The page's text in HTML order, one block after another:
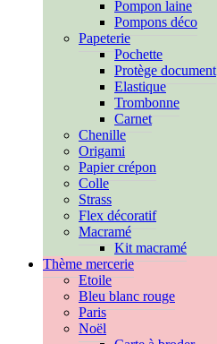
Pompon laine
Pompons déco
Papeterie
Pochette
Protège document
Elastique
Trombonne
Carnet
Chenille
Origami
Papier crépon
Colle
Strass
Flex décoratif
Macramé
Kit macramé
Thème mercerie
Etoile
Bleu blanc rouge
Paris
Noël